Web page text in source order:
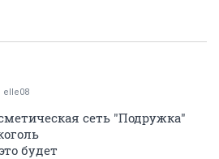
elle08
сеть "Подружка"
будет